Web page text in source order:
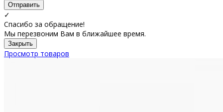
Отправить
✓
Спасибо за обращение!
Мы перезвоним Вам в ближайшее время.
Закрыть
Просмотр товаров